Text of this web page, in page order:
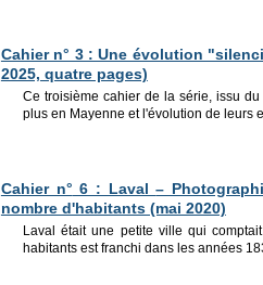
Cahier n° 3 : Une évolution
2025, quatre pages)
Ce troisième cahier de la série, issu
plus en Mayenne et l'évolution de leurs
Cahier n° 6 : Laval–
nombre d'habitants (mai 2020)
Laval était une petite ville qui
habitants est franchi dans les années